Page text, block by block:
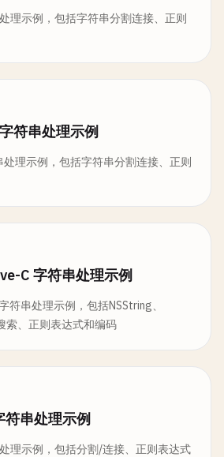
理示例，包括字符串分割连接、正则
符串处理示例
理示例，包括字符串分割连接、正则
C 字符串处理示例
符串处理示例，包括NSString、
索、正则表达式和编码
串处理示例
理示例，包括分割/连接、正则表达式